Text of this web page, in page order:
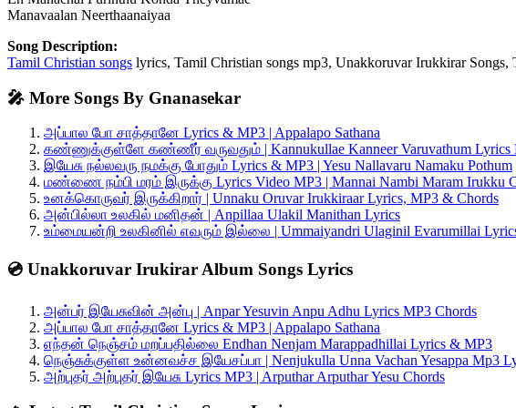
Manavaalan Neerthaanaiyaa
Song Description:
Tamil Christian songs lyrics, Tamil Christian songs mp3, Unakkoruvar Irukkirar
🎤 More Songs By Gnanasekar
அப்பால போ சாத்தானே Lyrics & MP3 | Appalapo Sathana
கண்ணுக்குள்ளே கண்ணீர் வருவதும் | Kannukullae Kanneer Varuvathum Lyrics
இயேசு நல்லவரு நமக்கு போதும் Lyrics & MP3 | Yesu Nallavaru Namaku Pothum
மண்ணை நம்பி மரம் இருக்கு Lyrics Video MP3 | Mannai Nambi Maram Irukku
உனக்கொருவர் இருக்கிறார் | Unnaku Oruvar Irukkiraar Lyrics, MP3 & Chords
அன்பில்லா உலகில் மனிதன் | Anpillaa Ulakil Manithan Lyrics
உம்மையன்றி உலகினில் எவரும் இல்லை | Ummaiyandri Ulaginil Evarumillai
💿 Unakkoruvar Irukirar Album Songs Lyrics
அன்பர் இயேசுவின் அன்பு | Anpar Yesuvin Anpu Adhu Lyrics MP3 Chords
அப்பால போ சாத்தானே Lyrics & MP3 | Appalapo Sathana
எந்தன் நெஞ்சம் மறப்பதில்லை Endhan Nenjam Marappadhillai Lyrics & MP3
நெஞ்சுக்குள்ள உன்னவச்ச இயேசப்பா | Nenjukulla Unna Vachan Yesappa Mp3
அற்புதர் அற்புதர் இயேசு Lyrics MP3 | Arputhar Arputhar Yesu Chords